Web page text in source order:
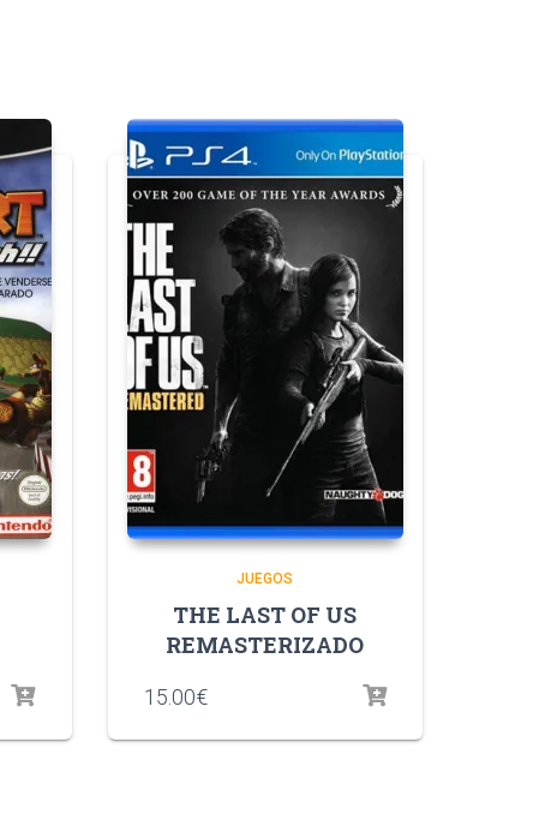
JUEGOS
THE LAST OF US
REMASTERIZADO
15.00€